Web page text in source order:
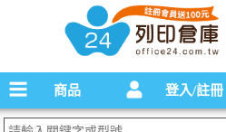
碳粉匣，墨水匣,原廠碳粉匣，副廠碳粉匣，環
倉庫線上購物
商品 登入/註冊